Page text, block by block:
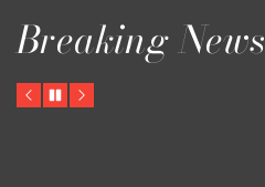
Breaking News
Previous
PauseNext